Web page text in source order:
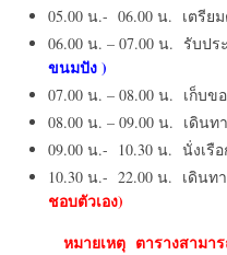
05.00 น.- 06.00 น. เตรีย
06.00 น. – 07.00 น. รับปร
ขนมปัง )
07.00 น. – 08.00 น. เก็บข
08.00 น. – 09.00 น. เดินท
09.00 น.- 10.30 น. นั่งเรื
10.30 น.- 22.00 น. เดินท
ชอบตัวเอง)
หมายเหตุ ตารางสามา